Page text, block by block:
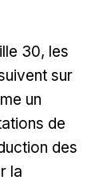
30, les
sur
fenêtre
un
de
des
la